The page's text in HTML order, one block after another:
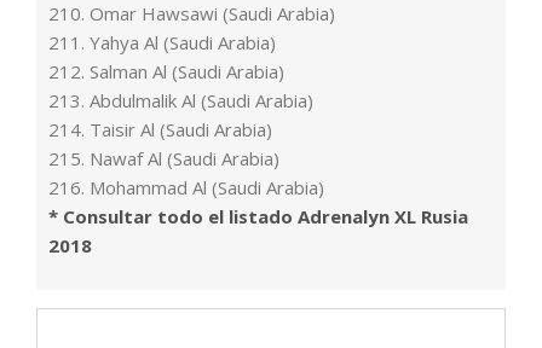
210. Omar Hawsawi (Saudi Arabia)
211. Yahya Al (Saudi Arabia)
212. Salman Al (Saudi Arabia)
213. Abdulmalik Al (Saudi Arabia)
214. Taisir Al (Saudi Arabia)
215. Nawaf Al (Saudi Arabia)
216. Mohammad Al (Saudi Arabia)
* Consultar todo el listado Adrenalyn XL Rusia
2018